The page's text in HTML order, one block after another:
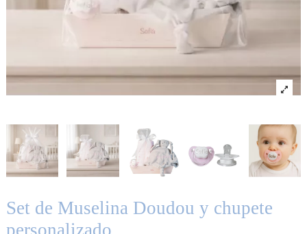
Set de Muselina Doudou y chupete
personalizado